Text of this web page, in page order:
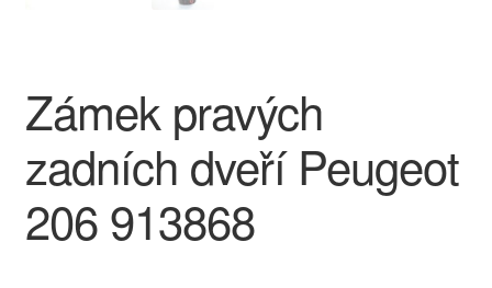
Reklamace
Reklamační řád
Vrakoviště Citroën
Zámek pravých
zadních dveří Peugeot
206 913868